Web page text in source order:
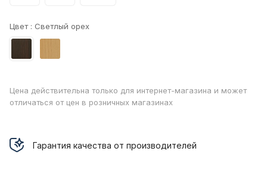
Цвет : Светлый орех
Цена действительна только для интернет-магазина и может
отличаться от цен в розничных магазинах
Гарантия качества от производителей